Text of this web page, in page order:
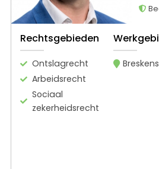
Rechtsgebieden
Ontslagrecht
Arbeidsrecht
Sociaal
zekerheidsrecht
Breskens